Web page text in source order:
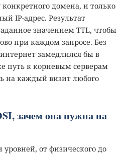
домена, и только
IP-адрес. Результат
значением TTL, чтобы
при каждом запросе. Без
замедлился бы в
путь к корневым серверам
на каждый визит любого
зачем она нужна на
от физического до